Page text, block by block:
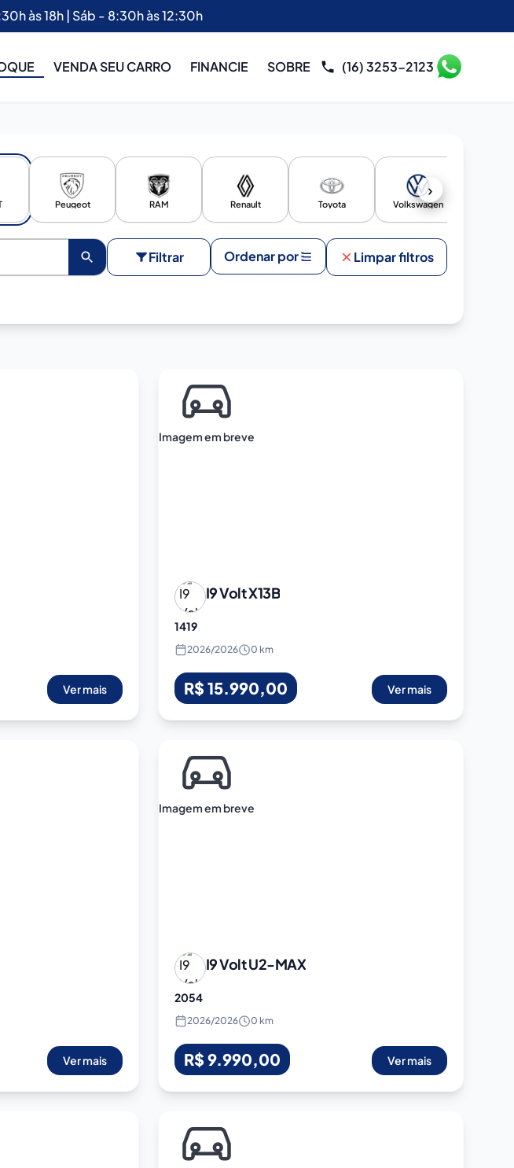
às 18h | Sáb - 8:30h às 12:30h
VENDA SEU CARRO FINANCIE SOBRE (16) 3253-2123
›
Peugeot RAM Renault Toyota Volkswagen
Filtrar Ordenar por Limpar filtros
Ver mais
Imagem em breve
I9 VoltX13B
1419
2026/2026 0 km
R$ 15.990,00 Ver mais
Ver mais
Imagem em breve
I9 VoltU2-MAX
2054
2026/2026 0 km
R$ 9.990,00 Ver mais